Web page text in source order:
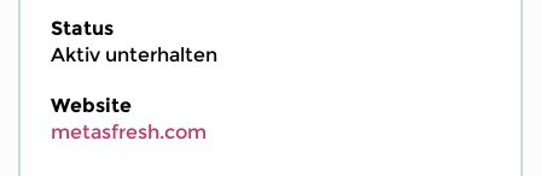
Status
Aktiv unterhalten
Website
metasfresh.com